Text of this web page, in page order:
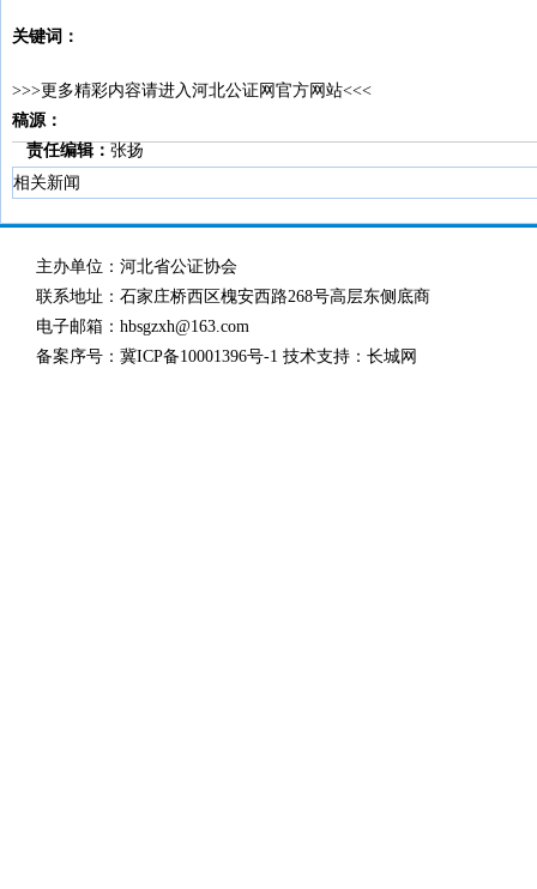
关键词：
>>>更多精彩内容请进入河北公证网官方网站<<<
稿源：
责任编辑： 张扬
相关新闻
主办单位：河北省公证协会
联系地址：石家庄桥西区槐安西路268号高层东侧底商
电子邮箱：hbsgzxh@163.com
备案序号： 冀ICP备10001396号-1 技术支持：长城网